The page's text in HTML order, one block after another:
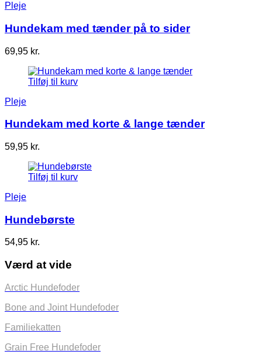
Pleje
Hundekam med tænder på to sider
69,95 kr.
Tilføj til kurv
Pleje
Hundekam med korte & lange tænder
59,95 kr.
Tilføj til kurv
Pleje
Hundebørste
54,95 kr.
Værd at vide
Arctic Hundefoder
Bone and Joint Hundefoder
Familiekatten
Grain Free Hundefoder